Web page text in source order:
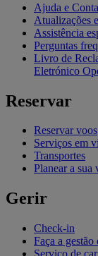
Ajuda e
Atualizações
Assistência
Perguntas
Livro de
Eletrónico
Reservar
Reservar voos
Serviços em
Transportes
Planear a sua
Gerir
Check-in
Faça a gestão